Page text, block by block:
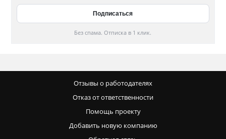
Без спама. Отписка в 1 клик.
Отзывы о работодателях
Отказ от ответственности
Помощь проекту
Добавить новую компанию